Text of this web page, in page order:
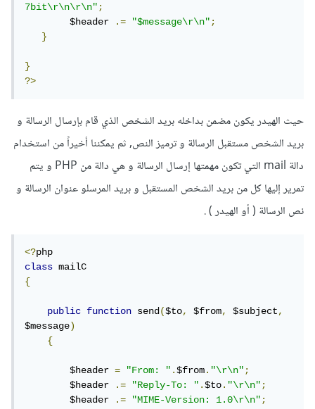
7bit\r\n\r\n";
        $header
.= "$message\r\n";
}
}
?>
حيث الهيدر يكون مضمن بداخله بريد الشخص الذي قام بإرسال الرسالة و
بريد الشخص مستقبل الرسالة و ترميز النص, ثم يمكننا أخيراً من استخدام
دالة mail التي تكون مهمتها إرسال الرسالة و هي دالة من PHP و يتم
تمرير إليها كل من بريد الشخص المستقبل و بريد المرسلو عنوان الرسالة و
نص الرسالة ( أو الهيدر ) .
<?
class
{
public function send($to, $from, $subject,
$message)
{
        $header
= "From: ".$from."\r\n";
        $header
.= "Reply-To: ".$to."\r\n";
        $header
.= "MIME-Version: 1.0\r\n";